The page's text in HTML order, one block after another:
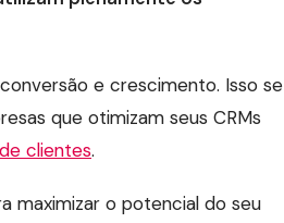
e crescimento. Isso se
que otimizam seus CRMs
clientes.
maximizar o potencial do seu